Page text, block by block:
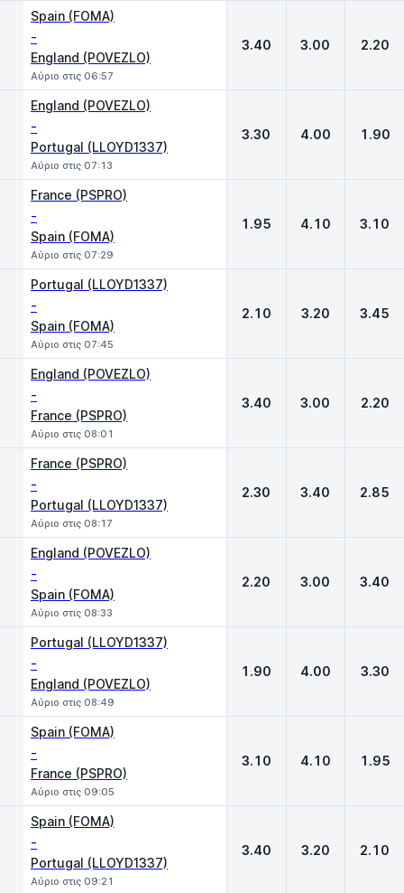
Spain (FOMA)
-
England (POVEZLO)
Αύριο στις 06:57
3.40 3.00 2.20
England (POVEZLO)
-
Portugal (LLOYD1337)
Αύριο στις 07:13
3.30 4.00 1.90
France (PSPRO)
-
Spain (FOMA)
Αύριο στις 07:29
1.95 4.10 3.10
Portugal (LLOYD1337)
-
Spain (FOMA)
Αύριο στις 07:45
2.10 3.20 3.45
England (POVEZLO)
-
France (PSPRO)
Αύριο στις 08:01
3.40 3.00 2.20
France (PSPRO)
-
Portugal (LLOYD1337)
Αύριο στις 08:17
2.30 3.40 2.85
England (POVEZLO)
-
Spain (FOMA)
Αύριο στις 08:33
2.20 3.00 3.40
Portugal (LLOYD1337)
-
England (POVEZLO)
Αύριο στις 08:49
1.90 4.00 3.30
Spain (FOMA)
-
France (PSPRO)
Αύριο στις 09:05
3.10 4.10 1.95
Spain (FOMA)
-
Portugal (LLOYD1337)
Αύριο στις 09:21
3.40 3.20 2.10